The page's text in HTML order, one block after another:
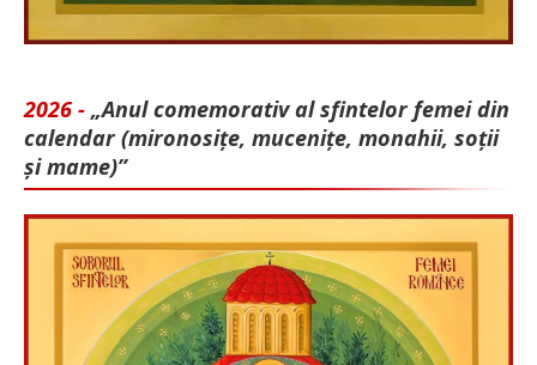
2026 - „Anul comemorativ al sfintelor femei din
calendar (mironosițe, mu­cenițe, monahii, soții
și mame)”